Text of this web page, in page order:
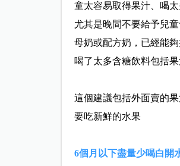
童太容易取得果汁、喝
尤其是晚間不要給予兒
母奶或配方奶，已經能
喝了太多含糖飲料包括
這個建議包括外面賣的
要吃新鮮的水果
6個月以下盡量少喝白開